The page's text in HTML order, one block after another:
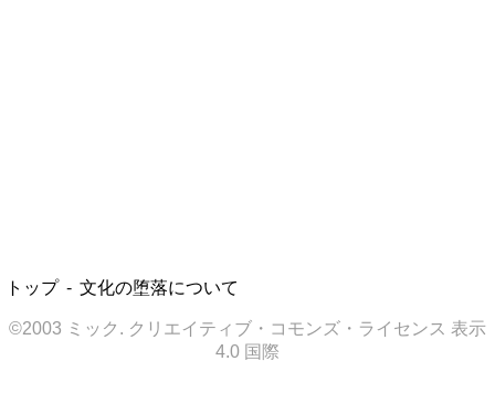
トップ 文化の堕落について
©2003 ミック. クリエイティブ・コモンズ・ライセンス 表示
4.0 国際